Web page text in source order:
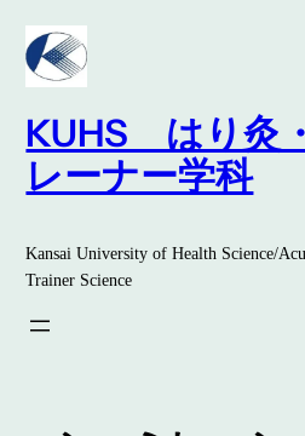
内
容
を
ス
キKUHS はり灸
レーナー学科
Kansai University of Health Science/
Trainer Science